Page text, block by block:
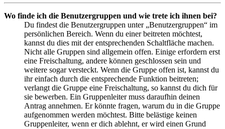
Wo finde ich die Benutzergruppen und wie trete ich ihnen bei?
Du findest die Benutzergruppen unter „Benutzergruppen“ im
persönlichen Bereich. Wenn du einer beitreten möchtest,
kannst du dies mit der entsprechenden Schaltfläche machen.
Nicht alle Gruppen sind allgemein offen. Einige erfordern erst
eine Freischaltung, andere können geschlossen sein und
weitere sogar versteckt. Wenn die Gruppe offen ist, kannst du
ihr einfach durch die entsprechende Funktion beitreten;
verlangt die Gruppe eine Freischaltung, so kannst du dich für
sie bewerben. Ein Gruppenleiter muss daraufhin deinen
Antrag annehmen. Er könnte fragen, warum du in die Gruppe
aufgenommen werden möchtest. Bitte belästige keinen
Gruppenleiter, wenn er dich ablehnt, er wird einen Grund